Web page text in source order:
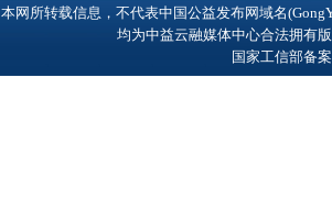
本网所转载信息，不代表中国公益发布网域名
均为中益云融媒体中心合法拥有
国家工信部备